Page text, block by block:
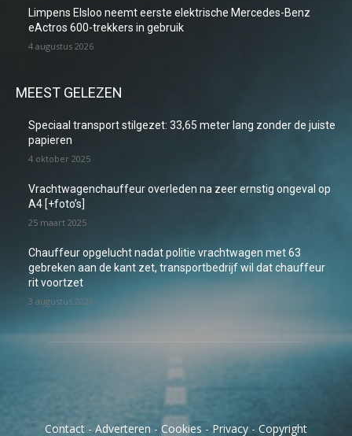
Limpens Elsloo neemt eerste elektrische Mercedes-Benz
eActros 600-trekkers in gebruik
4 augustus 2026
MEEST GELEZEN
Speciaal transport stilgezet: 33,65 meter lang zonder de juiste
papieren
4 oktober 2025
Vrachtwagenchauffeur overleden na zeer ernstig ongeval op
A4 [+foto’s]
25 maart 2025
Chauffeur opgelucht nadat politie vrachtwagen met 63
gebreken aan de kant zet, transportbedrijf wil dat chauffeur
rit voortzet
3 augustus 2026
Contact -Adverteren - Cookies - Privacy - Copyright